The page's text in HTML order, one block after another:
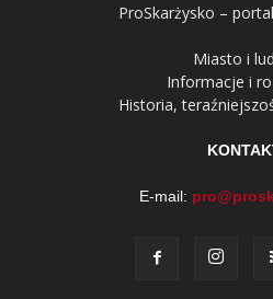
ProSkarżysko –
Miasto i
Informacje i
Historia,
E-mail: